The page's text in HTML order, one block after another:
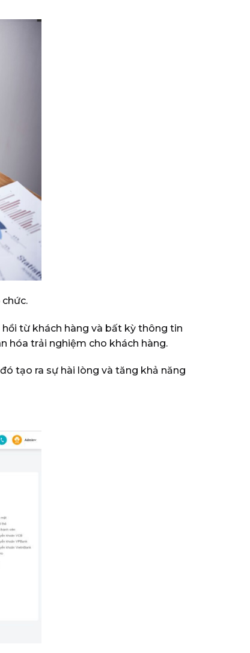
từ khách hàng và bất kỳ thông tin
hóa trải nghiệm cho khách hàng.
tạo ra sự hài lòng và tăng khả năng